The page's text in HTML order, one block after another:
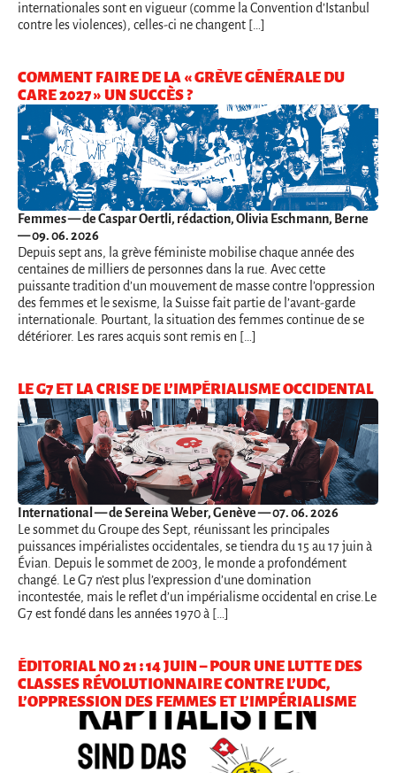
internationales sont en vigueur (comme la Convention d’Istanbul
contre les violences), celles-ci ne changent […]
COMMENT FAIRE DE LA « GRÈVE GÉNÉRALE DU
CARE 2027 » UN SUCCÈS ?
Femmes— de Caspar Oertli, rédaction, Olivia Eschmann, Berne
— 09. 06. 2026
Depuis sept ans, la grève féministe mobilise chaque année des
centaines de milliers de personnes dans la rue. Avec cette
puissante tradition d’un mouvement de masse contre l’oppression
des femmes et le sexisme, la Suisse fait partie de l’avant-garde
internationale. Pourtant, la situation des femmes continue de se
détériorer. Les rares acquis sont remis en […]
LE G7 ET LA CRISE DE L’IMPÉRIALISME OCCIDENTAL
International— de Sereina Weber, Genève — 07. 06. 2026
Le sommet du Groupe des Sept, réunissant les principales
puissances impérialistes occidentales, se tiendra du 15 au 17 juin à
Évian. Depuis le sommet de 2003, le monde a profondément
changé. Le G7 n’est plus l’expression d’une domination
incontestée, mais le reflet d’un impérialisme occidental en crise.Le
G7 est fondé dans les années 1970 à […]
ÉDITORIAL NO 21 : 14 JUIN – POUR UNE LUTTE DES
CLASSES RÉVOLUTIONNAIRE CONTRE L’UDC,
L’OPPRESSION DES FEMMES ET L’IMPÉRIALISME